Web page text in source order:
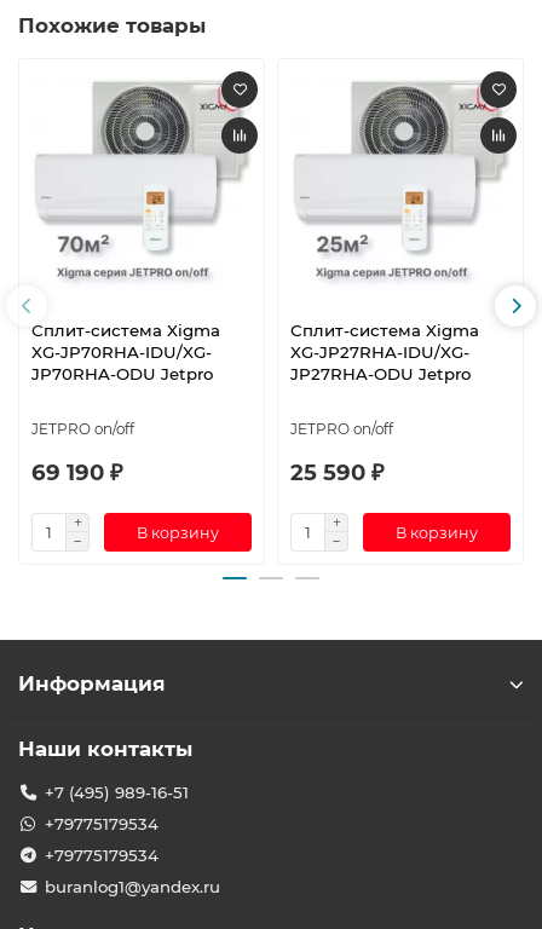
Похожие товары
Сплит-система Xigma
XG-JP70RHA-IDU/XG-
JP70RHA-ODU Jetpro
JETPRO on/off
69 190 ₽
В корзину
Сплит-система Xigma
XG-JP27RHA-IDU/XG-
JP27RHA-ODU Jetpro
JETPRO on/off
25 590 ₽
В корзину
Информация
Наши контакты
+7 (495) 989-16-51
+79775179534
+79775179534
buranlog1@yandex.ru